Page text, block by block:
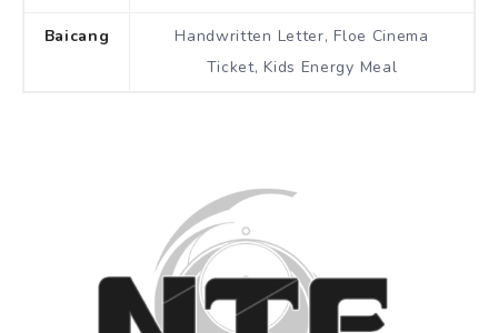
Baicang
Handwritten Letter, Floe Cinema
Ticket, Kids Energy Meal